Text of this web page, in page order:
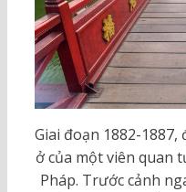
Giai đoạn 1882-
ở của một viên quan
Pháp. Trước cảnh